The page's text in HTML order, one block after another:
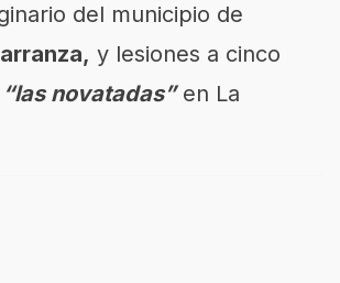
del municipio de
y lesiones a cinco
“las novatadas”en La